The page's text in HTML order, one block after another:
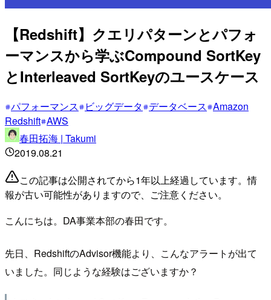
【Redshift】クエリパターンとパフォ
ーマンスから学ぶCompound SortKey
とInterleaved SortKeyのユースケース
パフォーマンス ビッグデータ データベース Amazon
Redshift AWS
春田拓海 | Takumi
2019.08.21
この記事は公開されてから1年以上経過しています。情
報が古い可能性がありますので、ご注意ください。
こんにちは。DA事業本部の春田です。
先日、RedshiftのAdvisor機能より、こんなアラートが出て
いました。同じような経験はございますか？